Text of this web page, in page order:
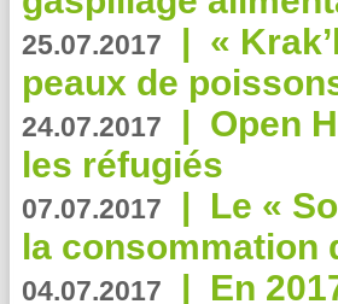
25.07.2017 | «
peaux de
24.07.2017 | Open
les réfugiés
07.07.2017 | Le «
la consommation
04.07.2017 | En